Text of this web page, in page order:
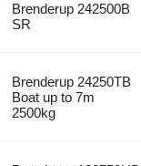
Brenderup 242500B
SR
Brenderup 24250TB
Boat up to 7m
2500kg